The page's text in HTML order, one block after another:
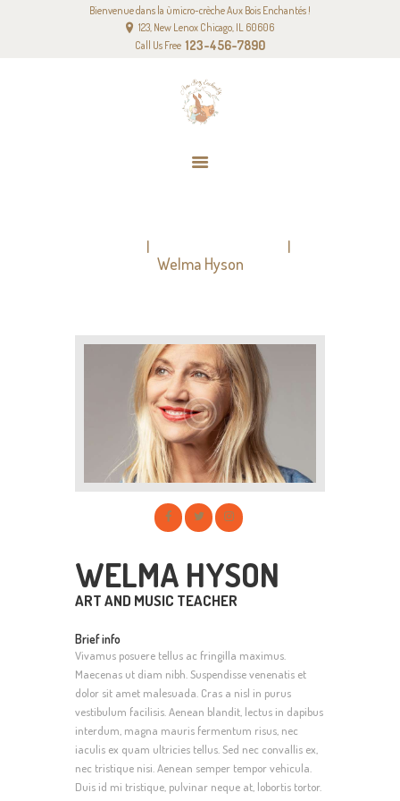
Bienvenue dans la ùmicro-crèche Aux Bois Enchantés !
123, New Lenox Chicago, IL 60606
Call Us Free 123-456-7890
Welma Hyson
ACCUEIL
NOTRE PROJET PÉDAGOGIQUE
WELMA HYSON
ART AND MUSIC TEACHER
Brief info
Vivamus posuere tellus ac fringilla maximus.
Maecenas ut diam nibh. Suspendisse venenatis et
dolor sit amet malesuada. Cras a nisl in purus
vestibulum facilisis. Aenean blandit, lectus in dapibus
interdum, magna mauris fermentum risus, nec
iaculis ex quam ultricies tellus. Sed nec convallis ex,
nec tristique nisi. Aenean semper tempor vehicula.
Duis id mi tristique, pulvinar neque at, lobortis tortor.